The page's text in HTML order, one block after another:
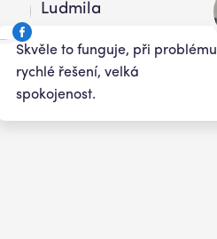
Ludmila
Skvěle to funguje, při problému
rychlé řešení, velká
spokojenost.